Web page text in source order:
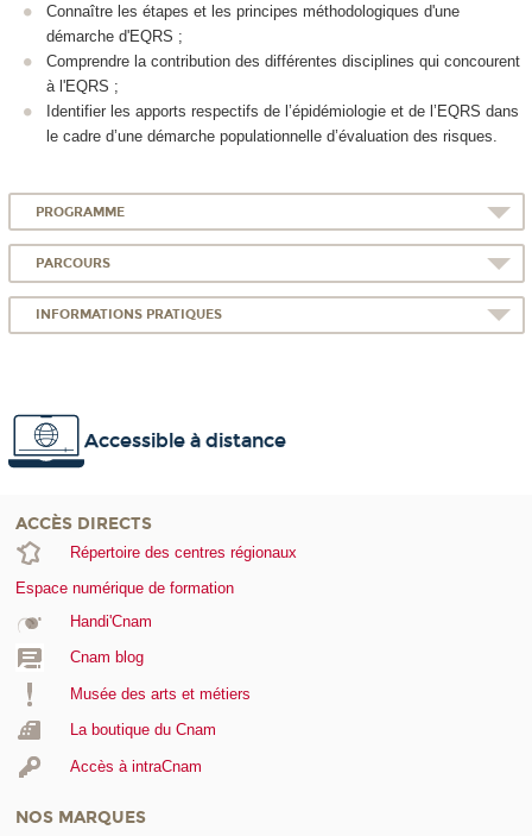
Connaître les étapes et les principes méthodologiques d'une
démarche d'EQRS ;
Comprendre la contribution des différentes disciplines qui concourent
à l'EQRS ;
Identifier les apports respectifs de l’épidémiologie et de l’EQRS dans
le cadre d’une démarche populationnelle d’évaluation des risques.
PROGRAMME
PARCOURS
INFORMATIONS PRATIQUES
Accessible à distance
ACCÈS DIRECTS
Répertoire des centres régionaux
Espace numérique de formation
Handi'Cnam
Cnam blog
Musée des arts et métiers
La boutique du Cnam
Accès à intraCnam
NOS MARQUES